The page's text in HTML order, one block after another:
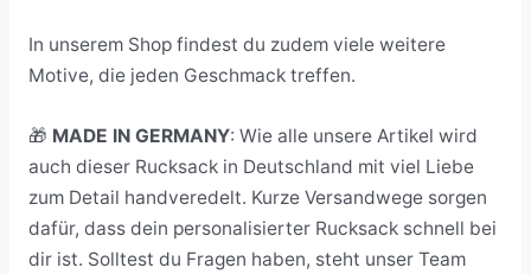
In unserem Shop findest du zudem viele weitere
Motive, die jeden Geschmack treffen.
🎁 MADE IN GERMANY: Wie alle unsere Artikel wird
auch dieser Rucksack in Deutschland mit viel Liebe
zum Detail handveredelt. Kurze Versandwege sorgen
dafür, dass dein personalisierter Rucksack schnell bei
dir ist. Solltest du Fragen haben, steht unser Team